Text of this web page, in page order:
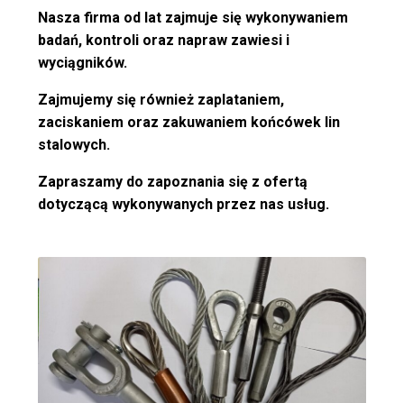
Nasza firma od lat zajmuje się wykonywaniem
badań, kontroli oraz napraw zawiesi i
wyciągników.
Zajmujemy się również zaplataniem,
zaciskaniem oraz zakuwaniem końcówek lin
stalowych.
Zapraszamy do zapoznania się z ofertą
dotyczącą wykonywanych przez nas usług.